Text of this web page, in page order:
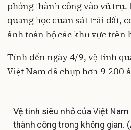
phóng thành công vào vũ trụ.
quang học quan sát trái đất,
ảnh toàn bộ các khu vực trên
Tính đến ngày 4/9, vệ tinh
Việt Nam đã chụp hơn 9.200
Vệ tinh siêu nhỏ của Việt
thành công trong không gian.